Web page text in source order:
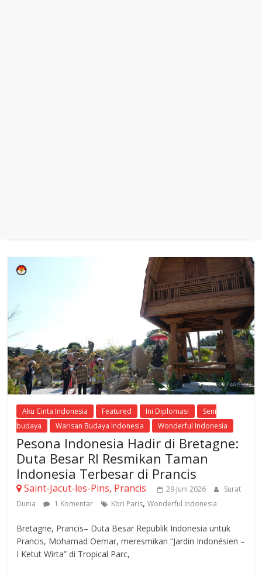
Aku Cinta Indonesia Featured Ini Diplomasi
Seni
budaya
Warisan Budaya Indonesia Wonderful Indonesia
Pesona Indonesia Hadir di Bretagne:
Duta Besar RI Resmikan Taman
Indonesia Terbesar di Prancis
Saint-Jacut-les-Pins, Prancis 29 Juni 2026
Surat
Dunia
1 Komentar Kbri Paris,Wonderful Indonesia
Bretagne, Prancis– Duta Besar Republik Indonesia untuk
Prancis, Mohamad Oemar, meresmikan “Jardin Indonésien –
I Ketut Wirta” di Tropical Parc,